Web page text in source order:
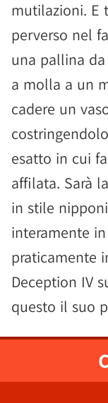
mutilazioni. E
perverso nel
una pallina
a molla a un
cadere un
esatto in cui
affilata. Sarà
in stile
interamente
praticamente
Deception IV
questo il suo